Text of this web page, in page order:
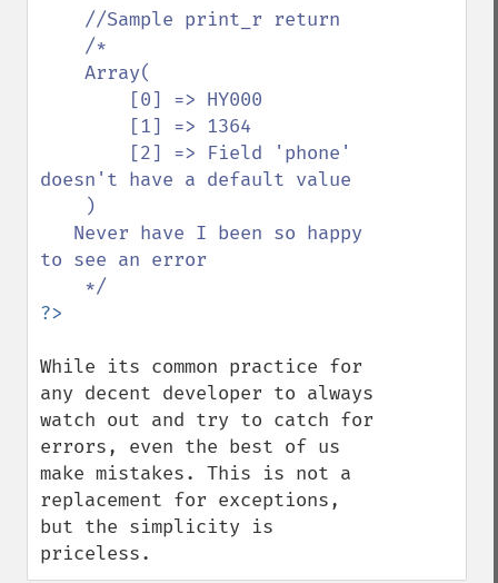
//Sample print_r return
doesn't have a default value
to see an error
While its common practice for
any decent developer to always
watch out and try to catch for
errors, even the best of us
make mistakes. This is not a
replacement for exceptions,
but the simplicity is
priceless.